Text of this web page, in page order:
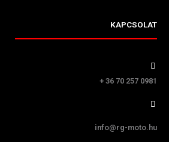
KAPCSOLAT
+ 36 70 257 0981
info@rg-moto.hu